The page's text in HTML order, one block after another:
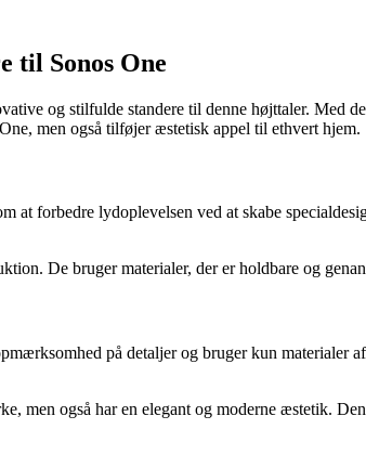
til Sonos One
og stilfulde standere til denne højttaler. Med
men også tilføjer æstetisk appel til ethvert hjem.
at forbedre lydoplevelsen ved at skabe
De bruger materialer, der er holdbare og
på detaljer og bruger kun materialer
men også har en elegant og moderne æstetik.